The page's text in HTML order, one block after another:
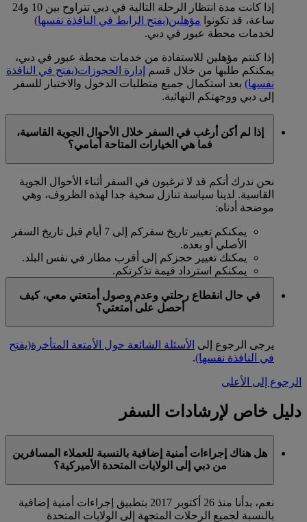
إذا كانت مدة انتظار الرحلة التالية في دبي تتراوح بين 10 و24
ساعة، قد تكونوا مؤهلين(يفتح الرابط في النافذة نفسها)
لخدمات محطة عبور في دبي.
إذا كنتم مؤهلين للاستفادة من خدمات محطة عبور في دبي،
يمكنكم طلبها من خلال قسم
إدارة الحجوزات(يفتح في النافذة
نفسها) بعد استكمال جميع متطلبات الدخول والاختبار للسفر
إلى دبي ووجهتكم النهائية.
إذا لم أكن أرغب في السفر خلال الأحوال الجوية القاسية،
فما هي الخيارات المتاحة أمامي؟
نحن ندرك أنكم قد لا ترغبون في السفر أثناء الأحوال الجوية
القاسية. لدينا سياسة تنازل سخية جدا لهذه الظروف، وهي
موضحة أدناه:
يمكنكم تغيير تاريخ سفركم إلى 7 أيام قبل تاريخ السفر
الأصلي أو بعده.
يمكنك تغيير حجزكم إلى أقرب مطار في نفس البلد.
يمكنكم استرداد قيمة تذكرتكم.
في حال انقطاع رحلتي وعدم وصول أمتعتي معي، كيف
أحصل على أمتعتي؟
يرجى الرجوع إلى الأسئلة الشائعة حول الأمتعة المتأخرة(يفتح
في النافذة نفسها).
الرجوع إلى الأعلى
دليل خاص لإرشادات السفر
هل هناك إجراءات أمنية إضافية بالنسبة للعملاء المسافرين
من دبي إلى الولايات المتحدة الأميركية؟
نعم، بدأنا منذ 26 أكتوبر 2017 بتطبيق إجراءات أمنية إضافية
بالنسبة لجميع الرحلات المتجهة إلى الولايات المتحدة